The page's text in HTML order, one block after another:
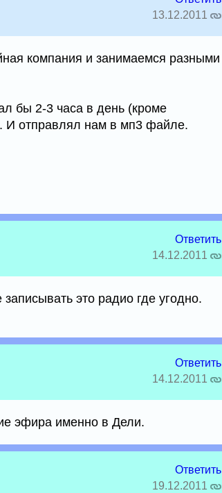
13.12.2011
компания и занимаемся разными
бы 2-3 часа в день (кроме
И отправлял нам в мп3 файле.
Ответить
14.12.2011
это радио где угодно.
Ответить
14.12.2011
эфира именно в Дели.
Ответить
19.12.2011